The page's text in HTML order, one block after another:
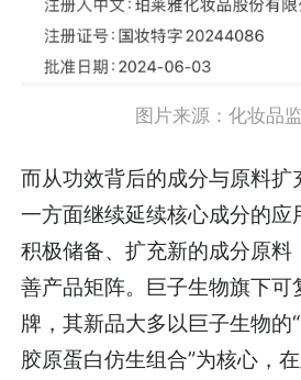
图片来源：化妆品
而从功效背后的成分与原料扩
一方面继续延续核心成分的应
积极储备、扩充新的成分原料
善产品矩阵。巨子生物旗下可
牌，其新品大多以巨子生物的
胶原蛋白仿生组合”为核心，